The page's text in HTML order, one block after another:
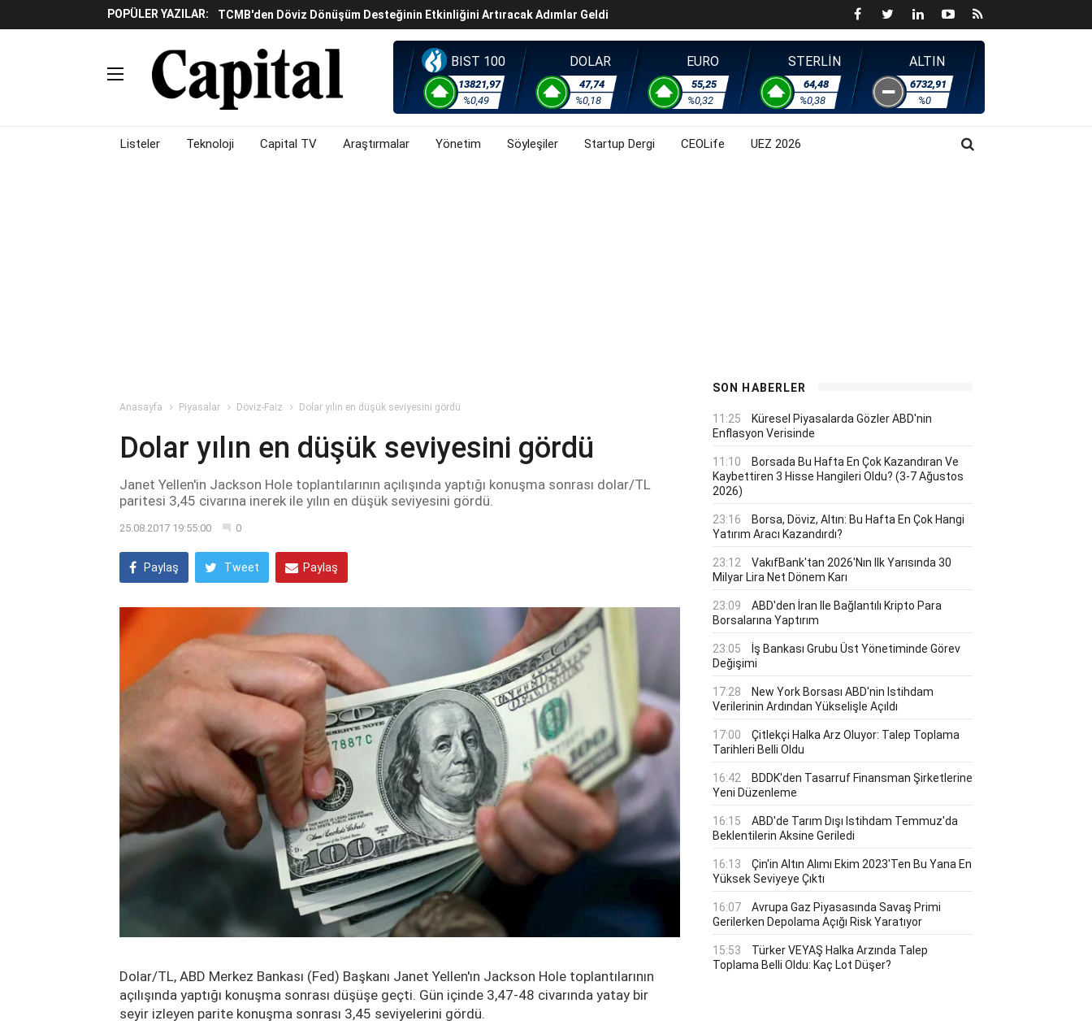
POPÜLER YAZILAR:
TCMB'den Döviz Dönüşüm Desteğinin Etkinliğini Artıracak Adımlar Geldi
Katılım Bankaları Yılın Ilk Yarısında 119,5 Milyar Liralık Sukuk Ihraç Etti
Küresel Piyasalarda Gelecek Hafta Gözler ABD'de Açıklanacak Tarım Dışı Istihdam
Verisine Çevrildi
Altınay Savunma Grubu C-Level Üst Yönetim Yapılanmasına Geçti
Çalışma Alanları Konser Sahnesine Dönüşüyor
BIST 100
13821,97
%0,49
DOLAR
47,74
%0,18
EURO
55,25
%0,32
STERLİN
64,48
%0,38
ALTIN
6732,91
%0
Listeler Teknoloji Capital TV Araştırmalar Yönetim Söyleşiler Startup Dergi CEOLife UEZ 2026
Anasayfa Piyasalar Döviz-Faiz Dolar yılın en düşük seviyesini gördü
Dolar yılın en düşük seviyesini gördü
Janet Yellen'in Jackson Hole toplantılarının açılışında yaptığı konuşma sonrası dolar/TL
paritesi 3,45 civarına inerek ile yılın en düşük seviyesini gördü.
25.08.2017 19:55:00 0
Paylaş Tweet Paylaş
Dolar/TL, ABD Merkez Bankası (Fed) Başkanı Janet Yellen'ın Jackson Hole toplantılarının
açılışında yaptığı konuşma sonrası düşüşe geçti. Gün içinde 3,47-48 civarında yatay bir
seyir izleyen parite konuşma sonrası 3,45 seviyelerini gördü.
SON HABERLER
11:25
Küresel Piyasalarda Gözler ABD'nin
Enflasyon Verisinde
11:10
Borsada Bu Hafta En Çok Kazandıran Ve
Kaybettiren 3 Hisse Hangileri Oldu? (3-7 Ağustos
2026)
23:16
Borsa, Döviz, Altın: Bu Hafta En Çok Hangi
Yatırım Aracı Kazandırdı?
23:12
VakıfBank'tan 2026'nın Ilk Yarısında 30
Milyar Lira Net Dönem Karı
23:09
ABD'den İran Ile Bağlantılı Kripto Para
Borsalarına Yaptırım
23:05
İş Bankası Grubu Üst Yönetiminde Görev
Değişimi
17:28
New York Borsası ABD'nin Istihdam
Verilerinin Ardından Yükselişle Açıldı
17:00
Çitlekçi Halka Arz Oluyor: Talep Toplama
Tarihleri Belli Oldu
16:42
BDDK'den Tasarruf Finansman Şirketlerine
Yeni Düzenleme
16:15
ABD'de Tarım Dışı Istihdam Temmuz'da
Beklentilerin Aksine Geriledi
16:13
Çin'in Altın Alımı Ekim 2023'ten Bu Yana En
Yüksek Seviyeye Çıktı
16:07
Avrupa Gaz Piyasasında Savaş Primi
Gerilerken Depolama Açığı Risk Yaratıyor
15:53
Türker VEYAŞ Halka Arzında Talep
Toplama Belli Oldu: Kaç Lot Düşer?